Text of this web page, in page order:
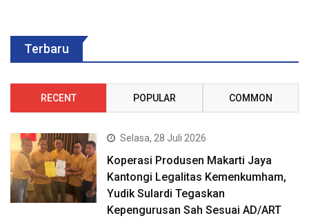
Terbaru
RECENT POPULAR COMMON
Selasa, 28 Juli 2026
Koperasi Produsen Makarti Jaya
Kantongi Legalitas Kemenkumham,
Yudik Sulardi Tegaskan
Kepengurusan Sah Sesuai AD/ART